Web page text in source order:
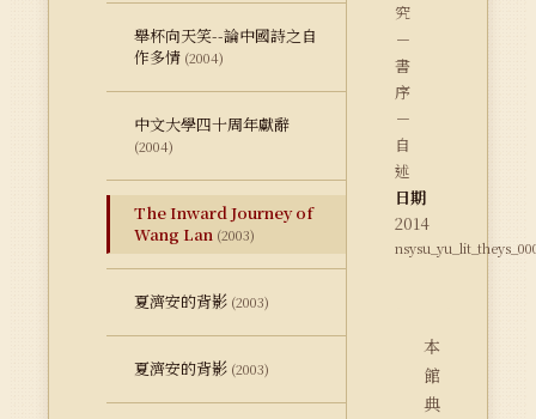
舉杯向天笑--論中國詩之自
作多情 (2004)
中文大學四十周年獻辭
(2004)
The Inward Journey of
Wang Lan (2003)
夏濟安的背影 (2003)
夏濟安的背影 (2003)
究
－
書
序
－
自
述
日期
2014
本
館
典